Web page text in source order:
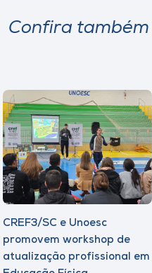
Confira também
CREF3/SC e Unoesc
promovem workshop de
atualização profissional em